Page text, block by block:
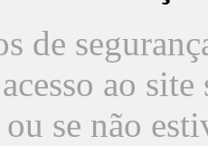
de
ao
ou se não